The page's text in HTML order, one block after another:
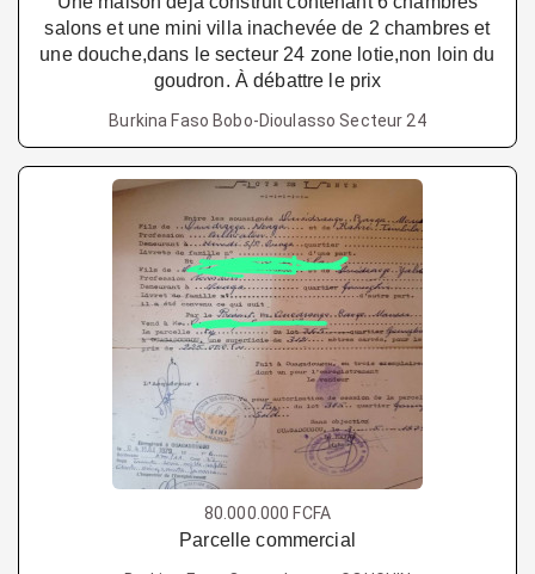
salons et une mini villa inachevée de 2 chambres et
une douche,dans le secteur 24 zone lotie,non loin du
goudron. À débattre le prix
Burkina Faso Bobo-Dioulasso Secteur 24
80.000.000 FCFA
Parcelle commercial